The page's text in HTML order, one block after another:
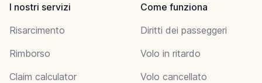
I nostri servizi
Risarcimento
Rimborso
Claim calculator
Come funziona
Diritti dei passeggeri
Volo in ritardo
Volo cancellato